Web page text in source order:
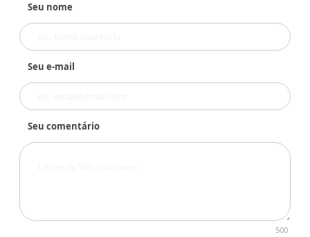
Seu nome
Seu e-mail
Seu comentário
500